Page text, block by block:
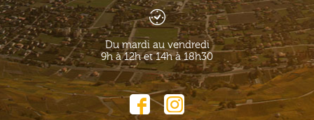
Du mardi au vendredi
9h à 12h et 14h à 18h30